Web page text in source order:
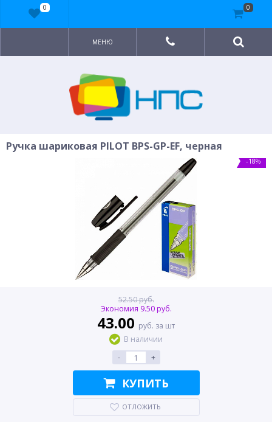
МЕНЮ
Ручка шариковая PILOT BPS-GP-EF, черная
-18%
52.50 руб.
Экономия 9.50 руб.
43.00 руб. за шт
В наличии
-
+
КУПИТЬ
ОТЛОЖИТЬ
0 0